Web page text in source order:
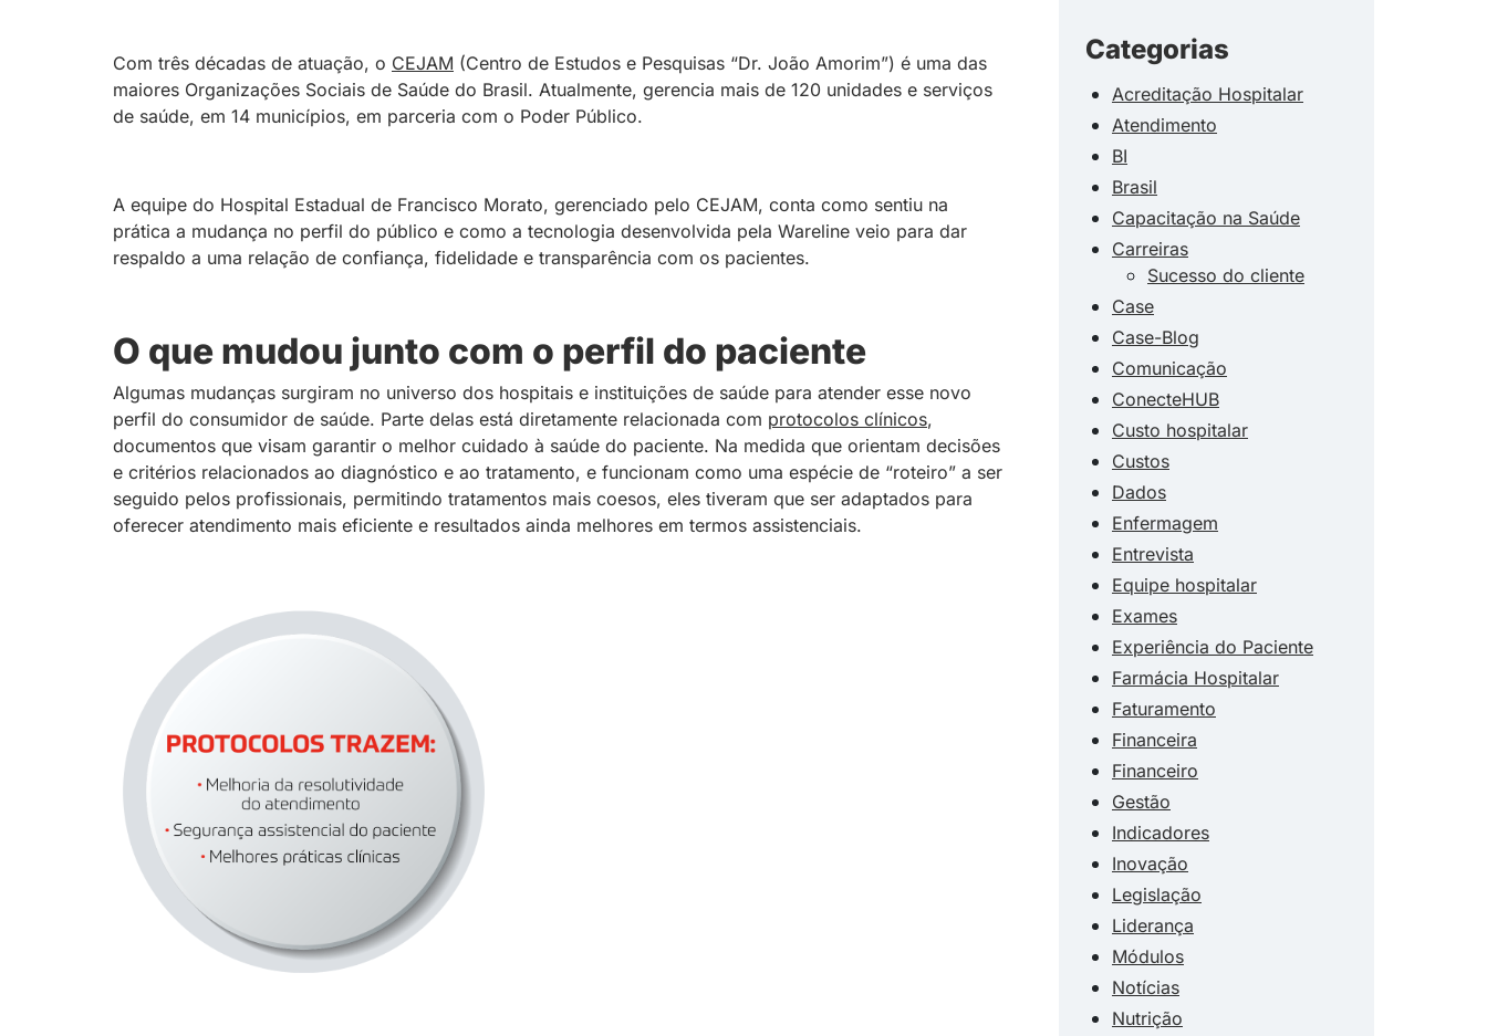
Com três décadas de atuação, o CEJAM (Centro de Estudos e Pesquisas “Dr. João Amorim”) é uma das
maiores Organizações Sociais de Saúde do Brasil. Atualmente, gerencia mais de 120 unidades e serviços
de saúde, em 14 municípios, em parceria com o Poder Público.
A equipe do Hospital Estadual de Francisco Morato, gerenciado pelo CEJAM, conta como sentiu na
prática a mudança no perfil do público e como a tecnologia desenvolvida pela Wareline veio para dar
respaldo a uma relação de confiança, fidelidade e transparência com os pacientes.
O que mudou junto com o perfil do paciente
Algumas mudanças surgiram no universo dos hospitais e instituições de saúde para atender esse novo
perfil do consumidor de saúde. Parte delas está diretamente relacionada com protocolos clínicos,
documentos que visam garantir o melhor cuidado à saúde do paciente. Na medida que orientam decisões
e critérios relacionados ao diagnóstico e ao tratamento, e funcionam como uma espécie de “roteiro” a ser
seguido pelos profissionais, permitindo tratamentos mais coesos, eles tiveram que ser adaptados para
oferecer atendimento mais eficiente e resultados ainda melhores em termos assistenciais.
Categorias
Acreditação Hospitalar
Atendimento
BI
Brasil
Capacitação na Saúde
Carreiras
Sucesso do cliente
Case
Case-Blog
Comunicação
ConecteHUB
Custo hospitalar
Custos
Dados
Enfermagem
Entrevista
Equipe hospitalar
Exames
Experiência do Paciente
Farmácia Hospitalar
Faturamento
Financeira
Financeiro
Gestão
Indicadores
Inovação
Legislação
Liderança
Módulos
Notícias
Nutrição